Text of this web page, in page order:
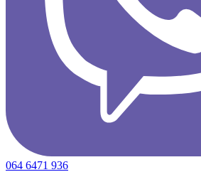
064 6471 936